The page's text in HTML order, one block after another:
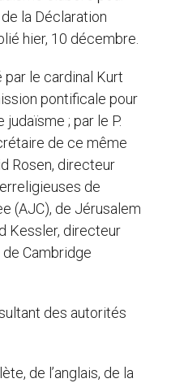
la Déclaration
hier, 10 décembre.
le cardinal Kurt
pontificale pour
; par le P.
de ce même
Rosen, directeur
de
(AJC), de Jérusalem
Kessler, directeur
Cambridge
des autorités
de l’anglais, de la